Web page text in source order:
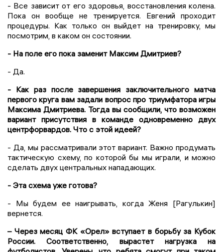
- Все зависит от его здоровья, восстановления колена.
Пока он вообще не тренируется. Евгений проходит
процедуры. Как только он выйдет на тренировку, мы
посмотрим, в каком он состоянии.
- На поле его пока заменит Максим Дмитриев?
- Да.
- Как раз после завершения заключительного матча
первого круга вам задали вопрос про триумфатора игры
Максима Дмитриева. Тогда вы сообщили, что возможен
вариант присутствия в команде одновременно двух
центрфорвардов. Что с этой идеей?
- Да, мы рассматривали этот вариант. Важно продумать
тактическую схему, по которой бы мы играли, и можно
сделать двух центральных нападающих.
- Эта схема уже готова?
- Мы будем ее наигрывать, когда Женя [Рагулькин]
вернется.
– Через месяц ФК «Орел» вступает в борьбу за Кубок
России. Соответственно, вырастет нагрузка на